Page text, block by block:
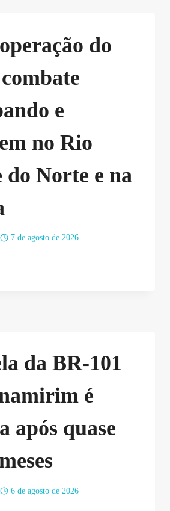
do
e
no Rio
do Norte e na
7 de agosto de 2026
da BR-101
é
após quase
6 de agosto de 2026